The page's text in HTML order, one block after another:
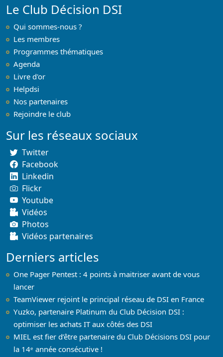
Le Club Décision DSI
Qui sommes-nous ?
Les membres
Programmes thématiques
Agenda
Livre d'or
Helpdsi
Nos partenaires
Rejoindre le club
Sur les réseaux sociaux
Twitter
Facebook
Linkedin
Flickr
Youtube
Vidéos
Photos
Vidéos partenaires
Derniers articles
One Pager Pentest : 4 points à maitriser avant de vous
lancer
TeamViewer rejoint le principal réseau de DSI en France
Yuzko, partenaire Platinum du Club Décision DSI :
optimiser les achats IT aux côtés des DSI
MIEL est fier d’être partenaire du Club Décisions DSI pour
la 14ᵉ année consécutive !